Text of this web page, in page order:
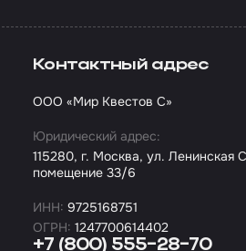
+7 (800) 555-28-70
Контактный адрес
ООО «Мир Квестов С»
Юридический адрес:
115280, г. Москва, ул. Ленинская
помещение 33/6
ИНН: 9725168751
ОГРН: 1247700614402